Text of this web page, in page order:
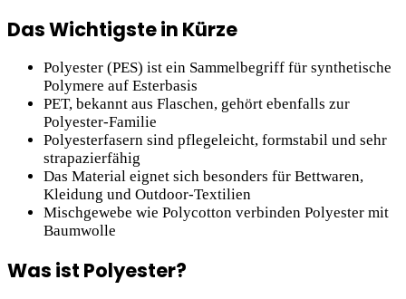
Das Wichtigste in Kürze
Polyester (PES) ist ein Sammelbegriff für synthetische
Polymere auf Esterbasis
PET, bekannt aus Flaschen, gehört ebenfalls zur
Polyester-Familie
Polyesterfasern sind pflegeleicht, formstabil und sehr
strapazierfähig
Das Material eignet sich besonders für Bettwaren,
Kleidung und Outdoor-Textilien
Mischgewebe wie Polycotton verbinden Polyester mit
Baumwolle
Was ist Polyester?